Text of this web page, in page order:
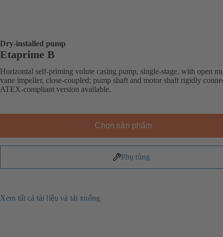
Dry-installed pump
Etaprime B
Horizontal self-priming volute casing pump, single-stage, with open
vane impeller, close-coupled; pump shaft and motor shaft rigidly
ATEX-compliant version available.
Chọn sản phẩm
Phụ tùng
Xem tất cả tài liệu và tải xuống